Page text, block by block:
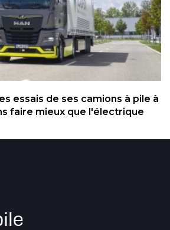
essais de ses camions à pile à
faire mieux que l'électrique